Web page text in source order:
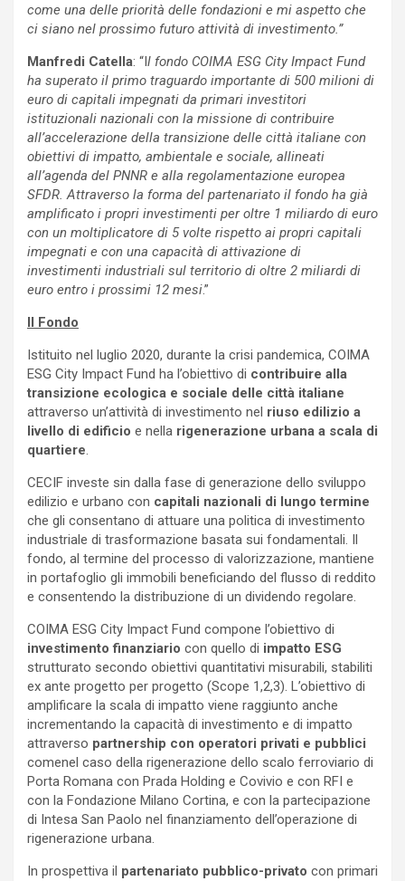
come una delle priorità delle fondazioni e mi aspetto che
ci siano nel prossimo futuro attività di investimento.”
Manfredi Catella: “Il fondo COIMA ESG City Impact Fund
ha superato il primo traguardo importante di 500 milioni di
euro di capitali impegnati da primari investitori
istituzionali nazionali con la missione di contribuire
all’accelerazione della transizione delle città italiane con
obiettivi di impatto, ambientale e sociale, allineati
all’agenda del PNNR e alla regolamentazione europea
SFDR. Attraverso la forma del partenariato il fondo ha già
amplificato i propri investimenti per oltre 1 miliardo di euro
con un moltiplicatore di 5 volte rispetto ai propri capitali
impegnati e con una capacità di attivazione di
investimenti industriali sul territorio di oltre 2 miliardi di
euro entro i prossimi 12 mesi.”
Il Fondo
Istituito nel luglio 2020, durante la crisi pandemica, COIMA
ESG City Impact Fund ha l’obiettivo di contribuire alla
transizione ecologica e sociale delle città italiane
attraverso un’attività di investimento nel riuso edilizio a
livello di edificio e nella rigenerazione urbana a scala di
quartiere.
CECIF investe sin dalla fase di generazione dello sviluppo
edilizio e urbano con capitali nazionali di lungo termine
che gli consentano di attuare una politica di investimento
industriale di trasformazione basata sui fondamentali. Il
fondo, al termine del processo di valorizzazione, mantiene
in portafoglio gli immobili beneficiando del flusso di reddito
e consentendo la distribuzione di un dividendo regolare.
COIMA ESG City Impact Fund compone l’obiettivo di
investimento finanziario con quello di impatto ESG
strutturato secondo obiettivi quantitativi misurabili, stabiliti
ex ante progetto per progetto (Scope 1,2,3). L’obiettivo di
amplificare la scala di impatto viene raggiunto anche
incrementando la capacità di investimento e di impatto
attraverso partnership con operatori privati e pubblici
comenel caso della rigenerazione dello scalo ferroviario di
Porta Romana con Prada Holding e Covivio e con RFI e
con la Fondazione Milano Cortina, e con la partecipazione
di Intesa San Paolo nel finanziamento dell’operazione di
rigenerazione urbana.
In prospettiva il partenariato pubblico-privato con primari